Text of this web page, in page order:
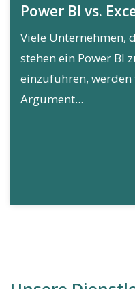
Power BI vs.
Viele Unternehmen,
stehen ein Power BI
einzuführen,
Argument...